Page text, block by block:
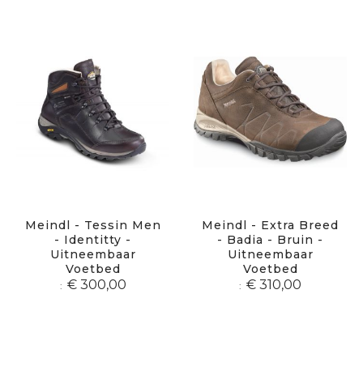
Meindl - Tessin Men
- Identitty -
Uitneembaar
Voetbed
€ 300,00
Meindl - Extra Breed
- Badia - Bruin -
Uitneembaar
Voetbed
€ 310,00